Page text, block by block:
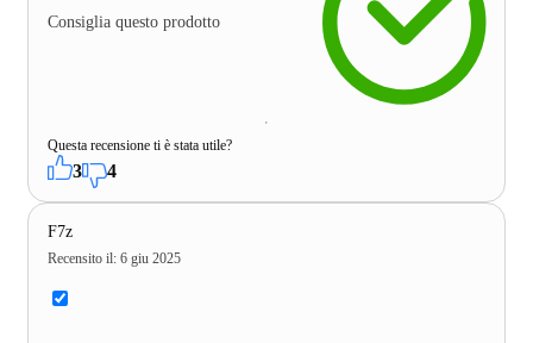
Consiglia questo prodotto
Questa recensione ti è stata utile?
3 4
F7z
Recensito il: 6 giu 2025